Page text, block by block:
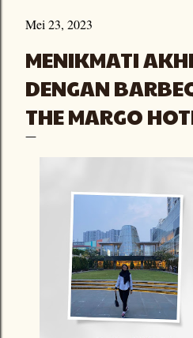
Mei 23, 2023
MENIKMATI
DENGAN
THE MARGO